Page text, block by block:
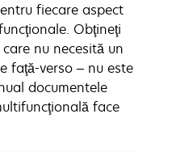
fiecare aspect
Obţineţi
nu necesită un
faţă-verso – nu este
documentele
face